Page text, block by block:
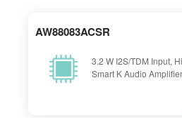
AW88083ACSR
3.2 W I2S/TDM Input,
Smart K Audio Amplifier